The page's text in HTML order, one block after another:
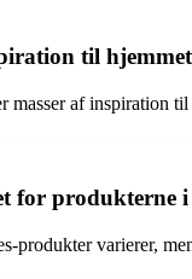
til hjemmet
masser af inspiration
for produkterne i
produkter varierer,